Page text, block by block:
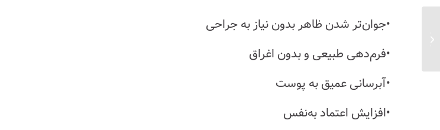
•جوان‌تر شدن ظاهر بدون نیاز به جراحی
•فرم‌دهی طبیعی و بدون اغراق
•آبرسانی عمیق به پوست
•افزایش اعتماد به‌نفس
بهترین روش‌های علمی لاغری و فرم‌دهی
بدن — بدون جراحی و عوارض...